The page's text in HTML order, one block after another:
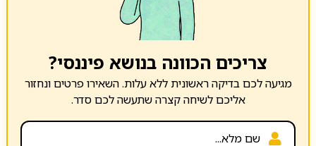
צריכים הכוונה בנושא פיננסי?
מגיעה לכם בדיקה ראשונית ללא עלות. השאירו פרטים ונחזור
אליכם לשיחה קצרה שתעשה לכם סדר.